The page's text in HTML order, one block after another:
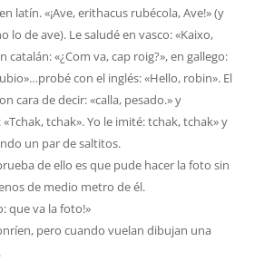
latín. «¡Ave, erithacus rubécola, Ave!» (y
lo de ave). Le saludé en vasco: «Kaixo,
catalán: «¿Com va, cap roig?», en gallego:
con el inglés: «Hello, robin». El
cara de decir: «calla, pesado.» y
tchak». Yo le imité: tchak, tchak» y
un par de saltitos.
de ello es que pude hacer la foto sin
de medio metro de él.
que va la foto!»
pero cuando vuelan dibujan una